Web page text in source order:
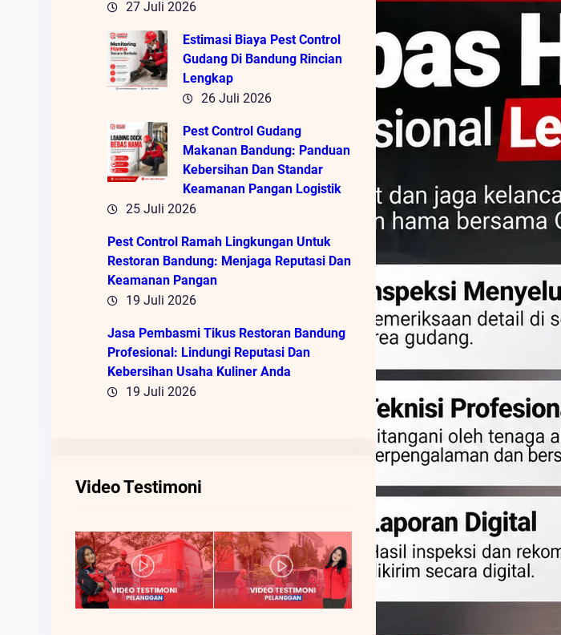
27 Juli 2026
Estimasi Biaya Pest Control
Gudang Di Bandung Rincian
Lengkap
26 Juli 2026
Pest Control Gudang
Makanan Bandung: Panduan
Kebersihan Dan Standar
Keamanan Pangan Logistik
25 Juli 2026
Pest Control Ramah Lingkungan Untuk
Restoran Bandung: Menjaga Reputasi Dan
Keamanan Pangan
19 Juli 2026
Jasa Pembasmi Tikus Restoran Bandung
Profesional: Lindungi Reputasi Dan
Kebersihan Usaha Kuliner Anda
19 Juli 2026
Video Testimoni